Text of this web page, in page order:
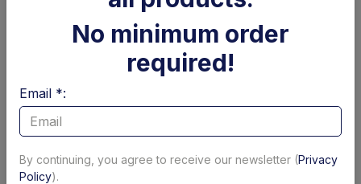
Cilindro di
brandeggio Zepro
ZNU-75-110 (SA)
Parapolvere tubolare
x cilindro
sollevamento DLB 47
No minimum order
required!
Email *:
By continuing, you agree to receive our newsletter (Privacy
Policy).